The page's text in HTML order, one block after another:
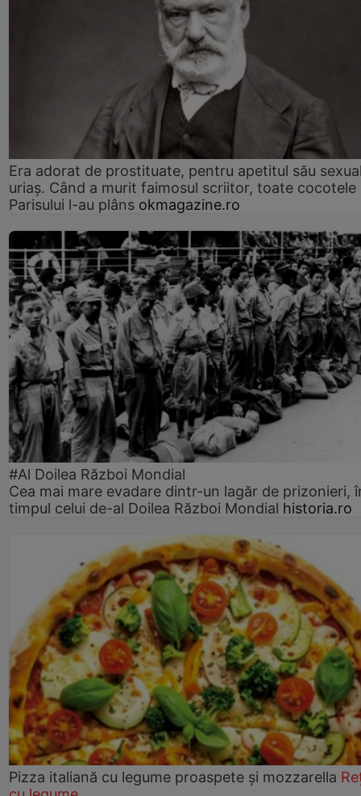
Era adorat de prostituate, pentru apetitul său
uriaș. Când a murit faimosul scriitor, toate cocotele
Parisului l-au plâns okmagazine.ro
#Al Doilea Război Mondial
Cea mai mare evadare dintr-un lagăr de prizonieri,
timpul celui de-al Doilea Război Mondial historia.ro
Pizza italiană cu legume proaspete și mozzarella